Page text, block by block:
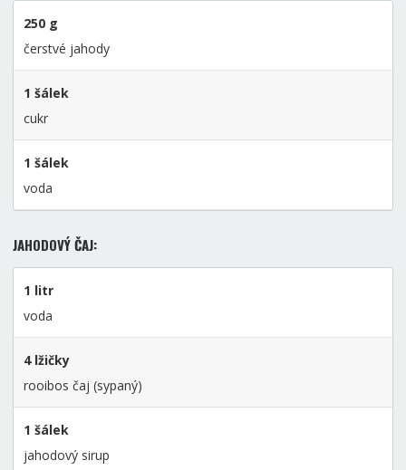
250 g
čerstvé jahody
1 šálek
cukr
1 šálek
voda
JAHODOVÝ ČAJ:
1 litr
voda
4 lžičky
rooibos čaj (sypaný)
1 šálek
jahodový sirup